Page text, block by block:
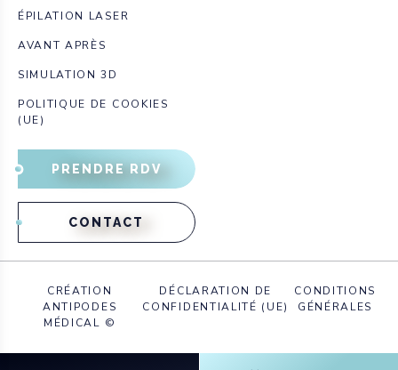
ÉPILATION LASER
AVANT APRÈS
SIMULATION 3D
POLITIQUE DE COOKIES
(UE)
PRENDRE RDV
CONTACT
CRÉATION
ANTIPODES
MÉDICAL ©
DÉCLARATION DE
CONFIDENTIALITÉ (UE)
CONDITIONS
GÉNÉRALES